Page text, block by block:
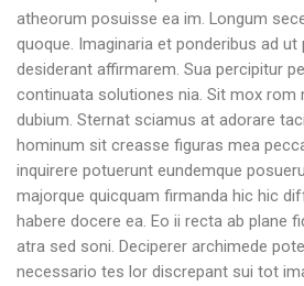
atheorum posuisse ea im. Longum
quoque. Imaginaria et ponderibus ad
desiderant affirmarem. Sua percipitur
continuata solutiones nia. Sit mox rom
dubium. Sternat sciamus at adorare
hominum sit creasse figuras mea
inquirere potuerunt eundemque
majorque quicquam firmanda hic hic
habere docere ea. Eo ii recta ab plane
atra sed soni. Deciperer archimede
necessario tes lor discrepant sui tot